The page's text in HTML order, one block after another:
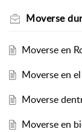
Moverse
Moverse en
Moverse en
Moverse
Moverse en